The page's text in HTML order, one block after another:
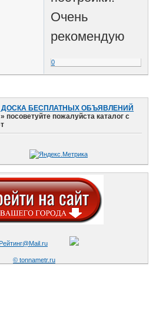
Очень
рекомендую
0
БЕСПЛАТНЫХ ОБЪЯВЛЕНИЙ
»посоветуйте пожалуйста каталог с
© tonnametr.ru